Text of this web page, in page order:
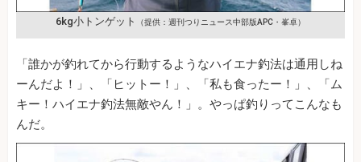
6kg小トンゲット （提供：週刊つりニュース中部版APC・峯卓）
「誰かが釣れてから行動するようなハイエナ釣法は通用しね
ーんだよ！」、「ヒットー！」、「私も食ったー！」、「ム
キー！ハイエナ釣法無敵やん！」。やっぱ釣りってこんなも
んだ。